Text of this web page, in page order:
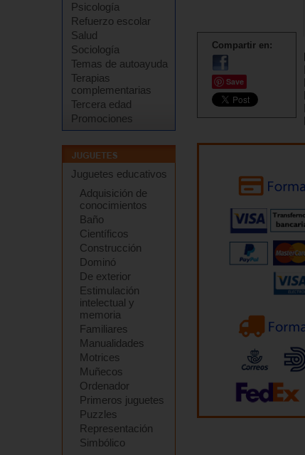
Psicología
Refuerzo escolar
Salud
Sociología
Temas de autoayuda
Terapias
complementarias
Tercera edad
Promociones
Juguetes educativos
Adquisición de
conocimientos
Baño
Científicos
Construcción
Dominó
De exterior
Estimulación
intelectual y
memoria
Familiares
Manualidades
Motrices
Muñecos
Ordenador
Primeros juguetes
Puzzles
Representación
Simbólico
Compartir en:
Save